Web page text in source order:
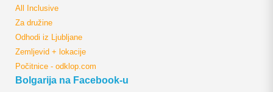
All Inclusive
Za družine
Odhodi iz Ljubljane
Zemljevid + lokacije
Počitnice - odklop.com
Bolgarija na Facebook-u